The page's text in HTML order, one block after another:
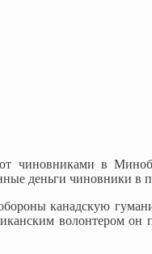
чиновниками в
деньги чиновники в
канадскую
волонтером он